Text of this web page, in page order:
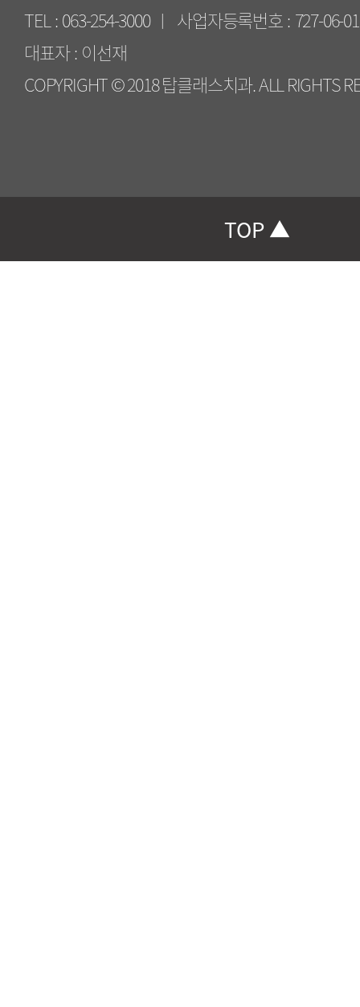
TOP▲
원
소
TEL
063-254-3000 사업자등록번호 727-06-
대표자 이선재
COPYRIGHT © 2018 탑클래스치과. ALL RIGHTS